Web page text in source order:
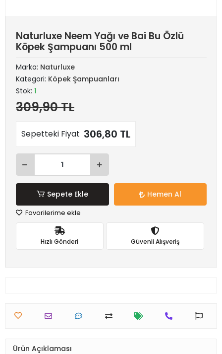
Naturluxe Neem Yağı ve Bai Bu Özlü
Köpek Şampuanı 500 ml
Marka: Naturluxe
Kategori: Köpek Şampuanları
Stok: 1
309,90 TL
Sepetteki Fiyat 306,80 TL
Sepete Ekle Hemen Al
Favorilerime ekle
Hızlı Gönderi Güvenli Alışveriş
Ürün Açıklaması